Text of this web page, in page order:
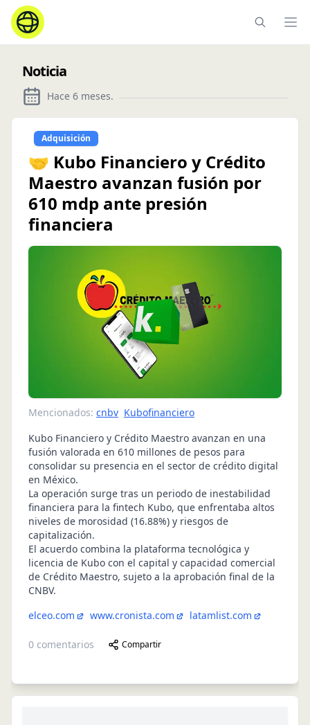
Noticia
Hace 6 meses.
Adquisición
🤝 Kubo Financiero y Crédito
Maestro avanzan fusión por
610 mdp ante presión
financiera
Mencionados: cnbv Kubofinanciero
Kubo Financiero y Crédito Maestro avanzan en una
fusión valorada en 610 millones de pesos para
consolidar su presencia en el sector de crédito digital
en México.
La operación surge tras un periodo de inestabilidad
financiera para la fintech Kubo, que enfrentaba altos
niveles de morosidad (16.88%) y riesgos de
capitalización.
El acuerdo combina la plataforma tecnológica y
licencia de Kubo con el capital y capacidad comercial
de Crédito Maestro, sujeto a la aprobación final de la
CNBV.
elceo.com
www.cronista.com latamlist.com
0 comentarios Compartir